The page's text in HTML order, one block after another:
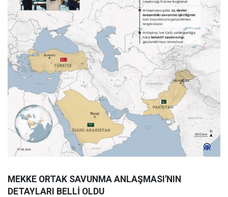
MEKKE ORTAK SAVUNMA ANLAŞMASI'NIN
DETAYLARI BELLİ OLDU